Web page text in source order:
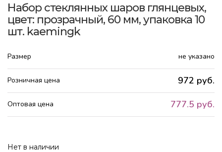
Набор стеклянных шаров глянцевых,
цвет: прозрачный, 60 мм, упаковка 10
шт. kaemingk
Размер не указано
Розничная цена 972 руб.
Оптовая цена 777.5 руб.
Нет в наличии